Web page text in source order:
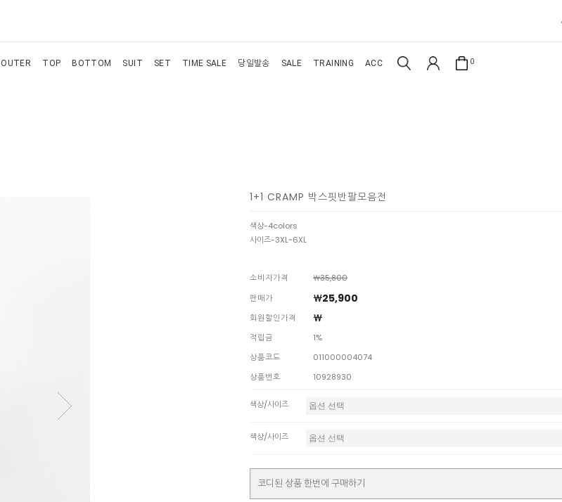
OUTER TOP BOTTOM SUIT SET TIME SALE 당일발송 SALE TRAINING ACC 0
1+1 CRAMP 박스핏반팔모음전
색상-4colors
사이즈-3XL~6XL
소비자가격
￦35,800
판매가
￦25,900
회원할인가격 ￦
적립금
1%
상품코드
011000004074
상품번호
10928930
색상/사이즈
색상/사이즈
코디된 상품 한번에 구매하기